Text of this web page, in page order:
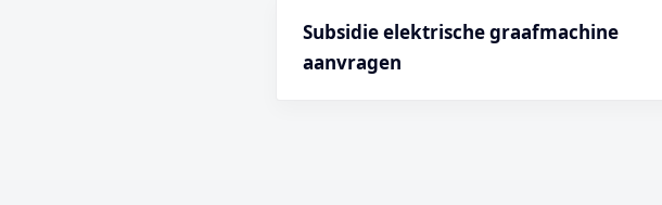
Subsidie elektrische graafmachine
aanvragen